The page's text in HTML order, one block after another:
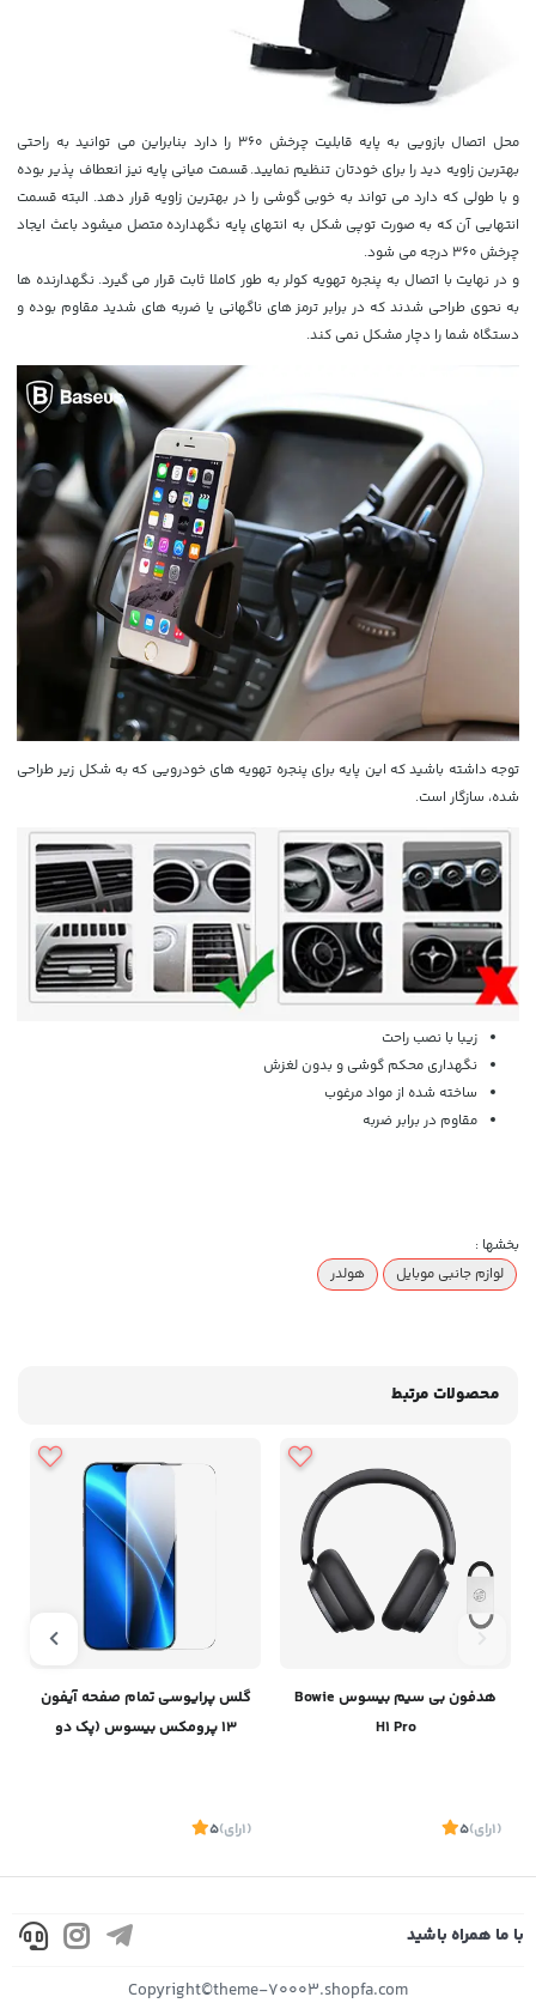
محل اتصال بازویی به پایه قابلیت چرخش 360 را دارد بنابراین می توانید به راحتی
بهترین زاویه دید را برای خودتان تنظیم نمایید. قسمت میانی پایه نیز انعطاف پذیر بوده
و با طولی که دارد می تواند به خوبی گوشی را در بهترین زاویه قرار دهد. البته قسمت
انتهایی آن که به صورت توپی شکل به انتهای پایه نگهدارده متصل میشود باعث ایجاد
چرخش 360 درجه می شود.
و در نهایت با اتصال به پنجره تهویه کولر به طور کاملا ثابت قرار می گیرد. نگهدارنده ها
به نحوی طراحی شدند که در برابر ترمز های ناگهانی یا ضربه های شدید مقاوم بوده و
دستگاه شما را دچار مشکل نمی کند.
توجه داشته باشید که این پایه برای پنجره تهویه های خودرویی که به شکل زیر طراحی
شده، سازگار است.
زیبا با نصب راحت
نگهداری محکم گوشی و بدون لغزش
ساخته شده از مواد مرغوب
مقاوم در برابر ضربه
بخشها :
لوازم جانبی موبایل
هولدر
محصولات مرتبط
هدفون بی سیم بیسوس Bowie
H1 Pro
(1 رای)
5
گلس پرایوسی تمام صفحه آیفون
13 پرومکس بیسوس (پک دو
(1 رای)
5
با ما همراه باشید
Copyright©theme-70003.shopfa.com